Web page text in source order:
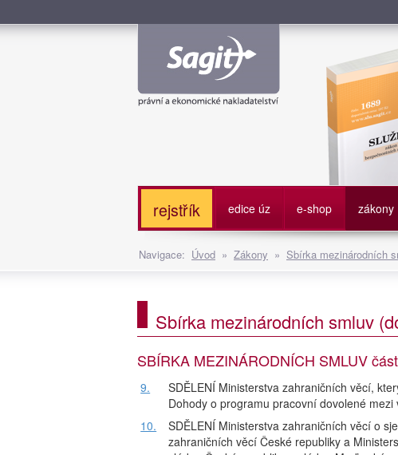
Služební
rejstřík edice úz e-shop zákony
Navigace: Úvod » Zákony » Sbírka mezinárodních
Sbírka mezinárodních smluv
SBÍRKA MEZINÁRODNÍCH SMLUV
9.
SDĚLENÍ Ministerstva zahraničních věcí,
Dohody o programu pracovní dovolené
10.
SDĚLENÍ Ministerstva zahraničních věcí o
zahraničních věcí České republiky a